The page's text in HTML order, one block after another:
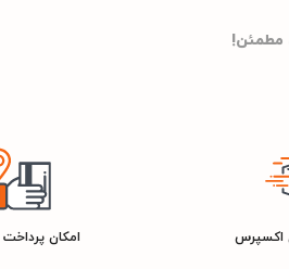
مطمئن!
اکسپرس امکان